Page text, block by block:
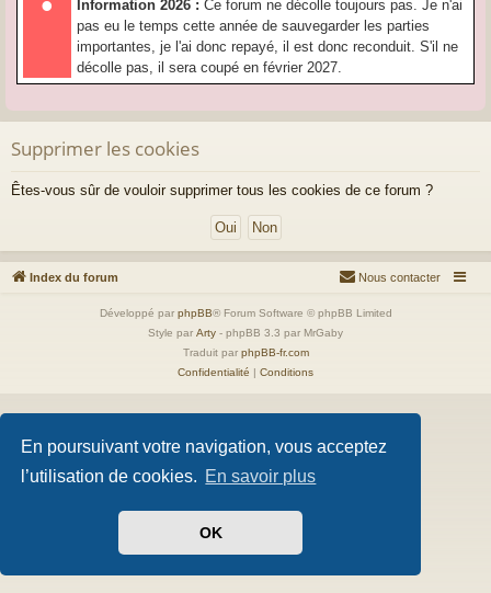
En poursuivant votre navigation, vous acceptez
l’utilisation de cookies. En savoir plus
OK
Information 2026 : Ce forum ne décolle toujours pas. Je n'ai
pas eu le temps cette année de sauvegarder les parties
importantes, je l'ai donc repayé, il est donc reconduit. S'il ne
décolle pas, il sera coupé en février 2027.
Supprimer les cookies
Êtes-vous sûr de vouloir supprimer tous les cookies de ce forum ?
Index du forum Nous contacter
Développé par phpBB® Forum Software © phpBB Limited
Style par Arty - phpBB 3.3 par MrGaby
Traduit par phpBB-fr.com
Confidentialité | Conditions